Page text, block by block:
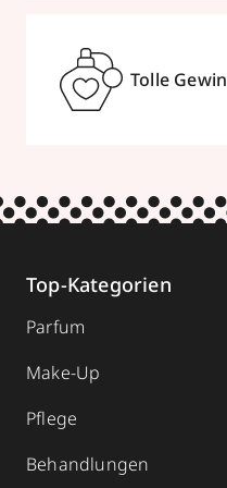
Tolle
Top-Kategorien
Parfum
Make-Up
Pflege
Behandlungen